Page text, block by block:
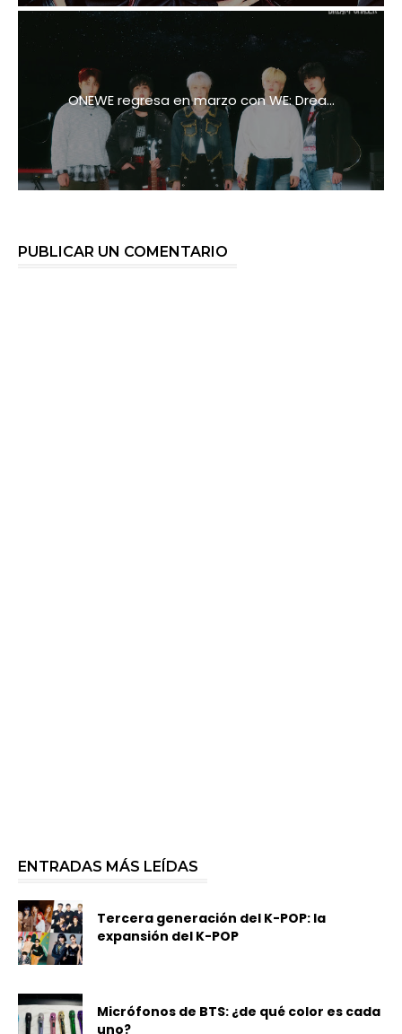
ONEWE regresa en marzo con WE: Drea...
PUBLICAR UN COMENTARIO
ENTRADAS MÁS LEÍDAS
Tercera generación del K-POP: la
expansión del K-POP
Micrófonos de BTS: ¿de qué color es cada
uno?